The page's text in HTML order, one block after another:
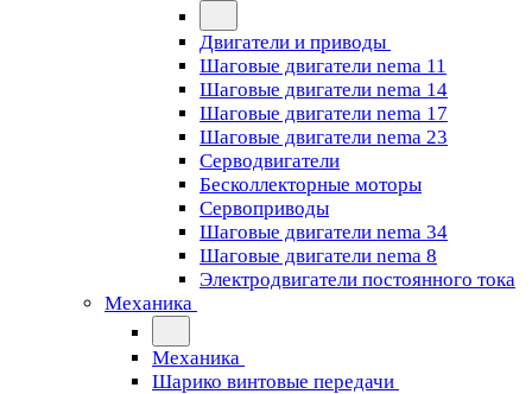
Двигатели и приводы
Шаговые двигатели nema 11
Шаговые двигатели nema 14
Шаговые двигатели nema 17
Шаговые двигатели nema 23
Cерводвигатели
Бесколлекторные моторы
Сервоприводы
Шаговые двигатели nema 34
Шаговые двигатели nema 8
Электродвигатели постоянного тока
Механика
Механика
Шарико винтовые передачи